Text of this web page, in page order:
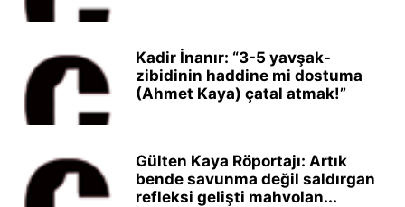
Kadir İnanır: “3-5 yavşak-
zibidinin haddine mi dostuma
(Ahmet Kaya) çatal atmak!”
Gülten Kaya Röportajı: Artık
bende savunma değil saldırgan
refleksi gelişti mahvolan...